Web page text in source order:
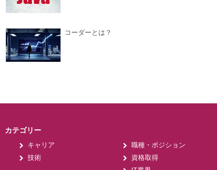
コーダーとは？
カテゴリー
キャリア
職種・ポジション
技術
資格取得